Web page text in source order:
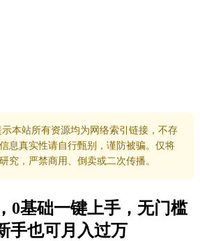
本站所有资源均为网络索引链接，不存
息真实性请自行甄别，谨防被骗。仅将
究，严禁商用、倒卖或二次传播。
0基础一键上手，无门槛
手也可月入过万